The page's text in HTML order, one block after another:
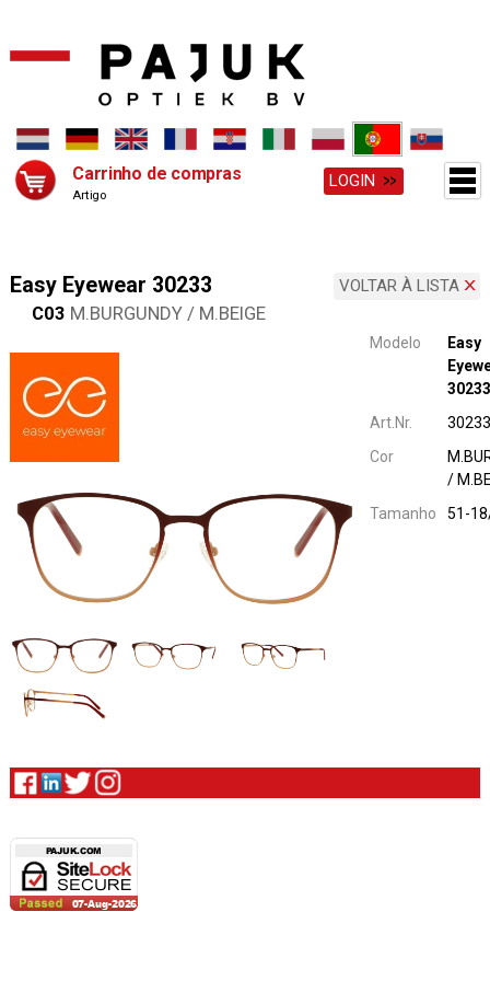
Carrinho de compras
Artigo
LOGIN
VOLTAR À LISTA
Easy Eyewear 30233
C03 M.BURGUNDY / M.BEIGE
Modelo
Easy
30233
Art.Nr.
Cor
/
Tamanho
51-